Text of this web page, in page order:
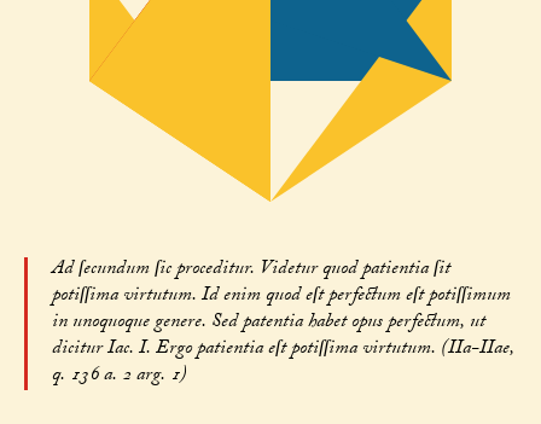
Ad ſecundum ſic proceditur. Videtur quod patientia ſit
potiſſima virtutum. Id enim quod eſt perfectum eſt potiſſimum
in unoquoque genere. Sed patentia habet opus perfectum, ut
dicitur Iac. I. Ergo patientia eſt potiſſima virtutum. (IIa-IIae,
q. 136 a. 2 arg. 1)